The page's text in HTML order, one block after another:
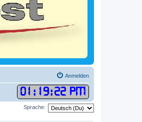
Anmelden
01 : 19:23 PM
Sprache: